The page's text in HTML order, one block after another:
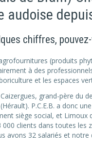
audoise
chiffres,
(produits
à des
et les espaces
grand-père du
P.C.E.B. a donc
siège social, et
clients dans toutes les
avons 32 salariés et notre